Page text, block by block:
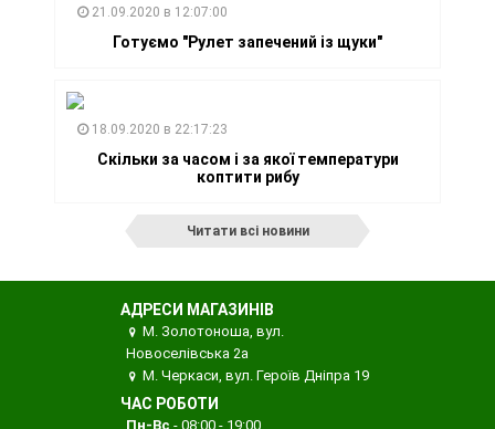
21.09.2020 в 12:07:00
Готуємо "Рулет запечений із щуки"
18.09.2020 в 22:17:23
Скільки за часом і за якої температури
коптити рибу
Читати всі новини
АДРЕСИ МАГАЗИНІВ
М. Золотоноша, вул.
Новоселівська 2а
М. Черкаси, вул. Героїв Дніпра 19
ЧАС РОБОТИ
Пн-Вс - 08:00 - 19:00